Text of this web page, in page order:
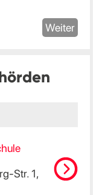
Weiter
Str. 1,